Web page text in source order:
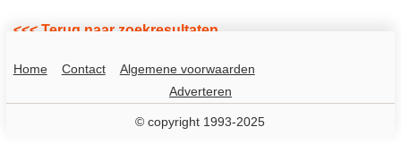
<<< Terug naar zoekresultaten
Home Contact
Algemene voorwaarden
Adverteren
© copyright 1993-2025